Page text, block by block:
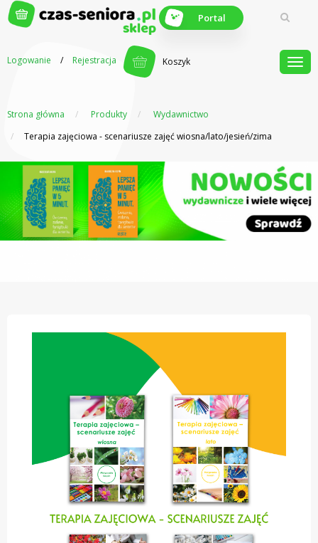
Logowanie / Rejestracja Koszyk
Portal
Z myślą oseniorach
Strona główna Produkty
Wydawnictwo
Terapia zajęciowa - scenariusze zajęć wiosna/lato/jesień/zima